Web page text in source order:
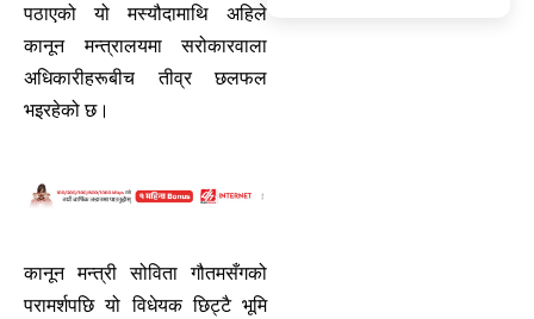
पठाएको यो मस्यौदामाथि अहिले
कानून मन्त्रालयमा सरोकारवाला
अधिकारीहरूबीच तीव्र छलफल
भइरहेको छ।
कानून मन्त्री सोविता गौतमसँगको
परामर्शपछि यो विधेयक छिट्टै भूमि